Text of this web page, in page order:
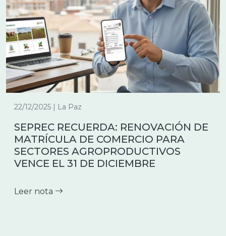
22/12/2025 | La Paz
SEPREC RECUERDA: RENOVACIÓN DE
MATRÍCULA DE COMERCIO PARA
SECTORES AGROPRODUCTIVOS
VENCE EL 31 DE DICIEMBRE
Leer nota